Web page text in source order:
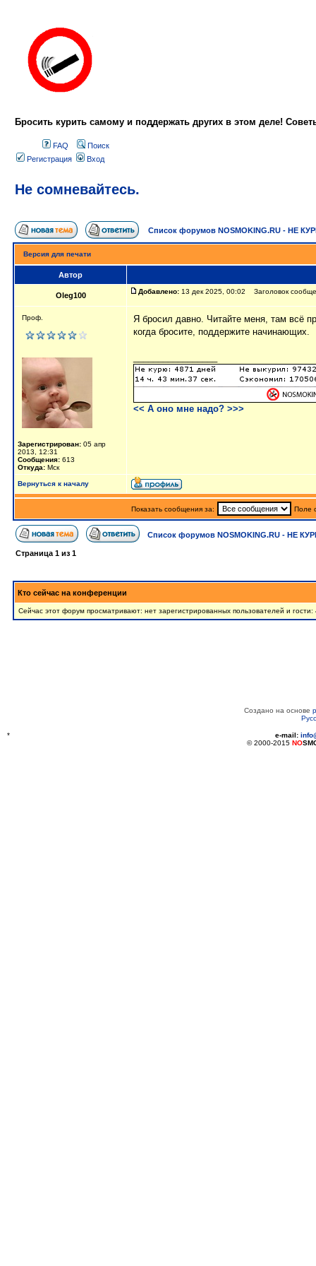
Бросить курить самому и поддержать других в этом деле!
FAQ
Поиск
Регистрация
Вход
Не сомневайтесь.
Список форумов NOSMOKING.RU - НЕ
Версия для печати
Автор
Oleg100 Добавлено: 13 дек 2025, 00:02 Заголовок
Проф.
Зарегистрирован: 05 апр
2013, 12:31
Сообщения: 613
Откуда: Мск
Я бросил давно. Читайте меня, там всё
когда бросите, поддержите начинающих.
<< А оно мне надо? >>>
Вернуться к началу
Показать сообщения за: Поле
Список форумов NOSMOKING.RU - НЕ
Страница 1 из 1
Кто сейчас на конференции
Сейчас этот форум просматривают: нет зарегистрированных пользователей и гости:
Создано на основе
* e-mail:
© 2000-2015 NO